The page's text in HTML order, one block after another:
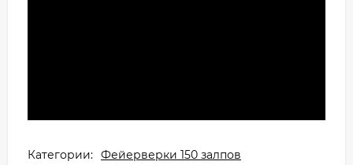
Категории: Фейерверки 150 залпов